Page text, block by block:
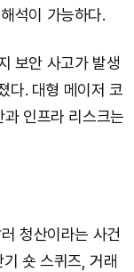
석이 가능하다.
보안 사고가 발생
다. 대형 메이저 코
인프라 리스크는
청산이라는 사건
숏 스퀴즈, 거래